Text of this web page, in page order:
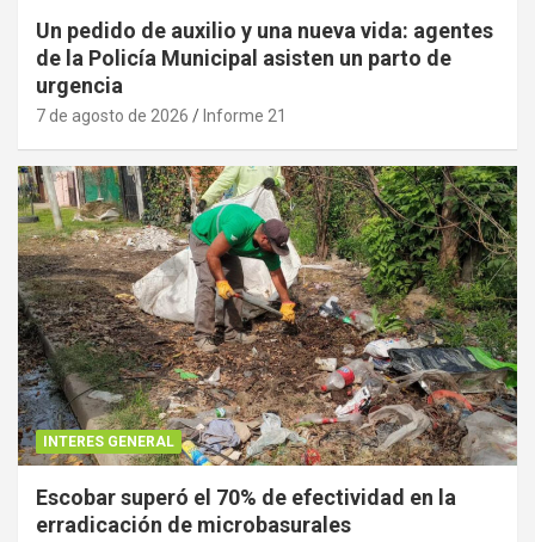
Un pedido de auxilio y una nueva vida: agentes
de la Policía Municipal asisten un parto de
urgencia
7 de agosto de 2026 Informe 21
INTERES GENERAL
Escobar superó el 70% de efectividad en la
erradicación de microbasurales